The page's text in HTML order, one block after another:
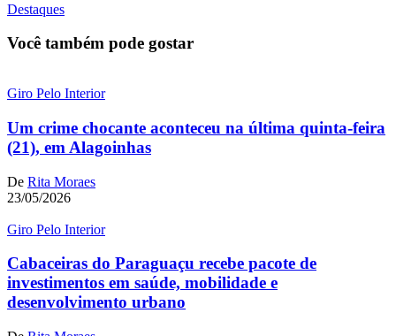
Destaques
Você também pode gostar
Giro Pelo Interior
Um crime chocante aconteceu na última quinta-feira
(21), em Alagoinhas
De Rita Moraes
23/05/2026
Giro Pelo Interior
Cabaceiras do Paraguaçu recebe pacote de
investimentos em saúde, mobilidade e
desenvolvimento urbano